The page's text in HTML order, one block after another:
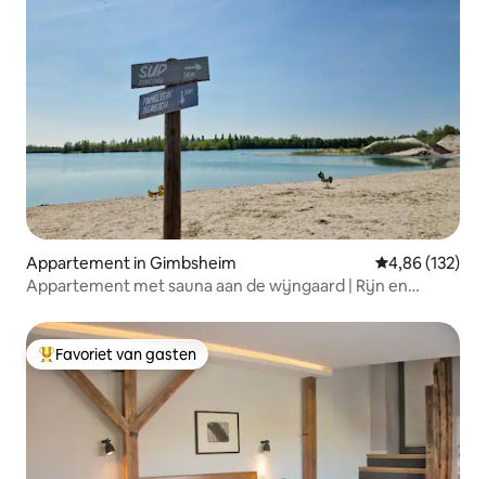
Appartement in Gimbsheim Gemiddelde
4,86 (132)
Appartement met sauna aan de wijngaard | Rijn en
Topfavoriet van gasten
Favoriet van gasten